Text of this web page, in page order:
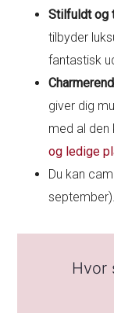
Stilfuldt og
tilbyder
fantastisk
giver dig
med al den
og ledige
Du kan
september).
Hvor